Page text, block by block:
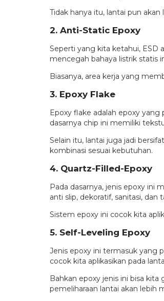
Tidak hanya itu, lantai pun
2. Anti-Static Epoxy
Seperti yang kita ketahui, ESD
mencegah bahaya listrik statis
Biasanya, area kerja yang
3. Epoxy Flake
Epoxy flake adalah epoxy
dasarnya chip ini memiliki
Selain itu, lantai juga jadi
kombinasi sesuai kebutuhan.
4. Quartz-Filled-Epoxy
Pada dasarnya, jenis epoxy ini
anti slip, dekoratif, sanitasi, dan
Sistem epoxy ini cocok kita
5. Self-Leveling Epoxy
Jenis epoxy ini termasuk yang
cocok kita aplikasikan pada
Bahkan epoxy jenis ini bisa
pemeliharaan lantai akan lebih